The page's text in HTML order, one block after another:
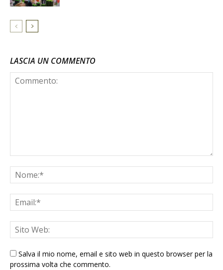
LASCIA UN COMMENTO
Salva il mio nome, email e sito web in questo browser per la
prossima volta che commento.